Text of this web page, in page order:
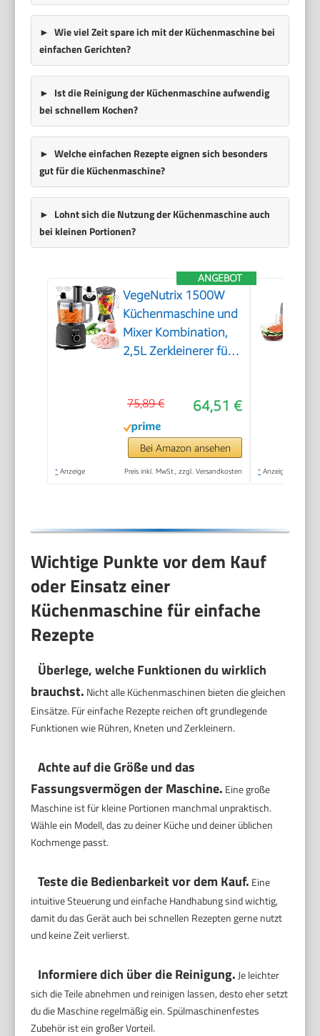
Wie viel Zeit spare ich mit der Küchenmaschine bei
einfachen Gerichten?
Ist die Reinigung der Küchenmaschine aufwendig
bei schnellem Kochen?
Welche einfachen Rezepte eignen sich besonders
gut für die Küchenmaschine?
Lohnt sich die Nutzung der Küchenmaschine auch
bei kleinen Portionen?
ANGEBOT
VegeNutrix 1500W
Küchenmaschine und
Mixer Kombination,
2,5L Zerkleinerer für
mit Glasbehälter, 2
für Smoothies, Saft
usw.
64,51 €
75,89 €
Bei Amazon ansehen
* Anzeige Preis inkl. MwSt., zzgl. Versandkosten * Anzeige
Wichtige Punkte vor dem Kauf
oder Einsatz einer
Küchenmaschine für einfache
Rezepte
Überlege, welche Funktionen du wirklich
brauchst. Nicht alle Küchenmaschinen bieten die gleichen
Einsätze. Für einfache Rezepte reichen oft grundlegende
Funktionen wie Rühren, Kneten und Zerkleinern.
Achte auf die Größe und das
Fassungsvermögen der Maschine. Eine große
Maschine ist für kleine Portionen manchmal unpraktisch.
Wähle ein Modell, das zu deiner Küche und deiner üblichen
Kochmenge passt.
Teste die Bedienbarkeit vor dem Kauf. Eine
intuitive Steuerung und einfache Handhabung sind wichtig,
damit du das Gerät auch bei schnellen Rezepten gerne nutzt
und keine Zeit verlierst.
Informiere dich über die Reinigung. Je leichter
sich die Teile abnehmen und reinigen lassen, desto eher setzt
du die Maschine regelmäßig ein. Spülmaschinenfestes
Zubehör ist ein großer Vorteil.